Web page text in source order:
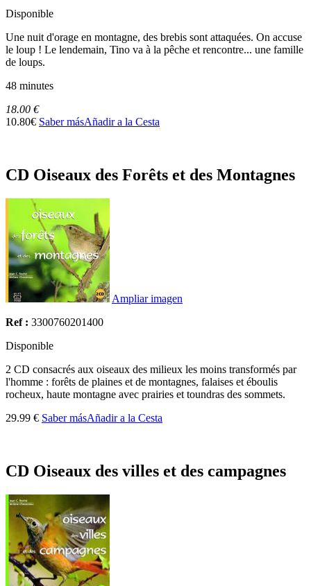
Disponible
Une nuit d'orage en montagne, des brebis sont attaquées. On accuse
le loup ! Le lendemain, Tino va à la pêche et rencontre... une famille
de loups.
48 minutes
18.00 €
10.80€ Saber másAñadir a la Cesta
CD Oiseaux des Forêts et des Montagnes
Ampliar imagen
Ref : 3300760201400
Disponible
2 CD consacrés aux oiseaux des milieux les moins transformés par
l'homme : forêts de plaines et de montagnes, falaises et éboulis
rocheux, haute montagne avec prairies et toundras des sommets.
29.99 € Saber másAñadir a la Cesta
CD Oiseaux des villes et des campagnes